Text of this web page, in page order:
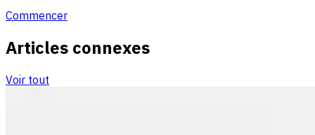
Commencer
Articles connexes
Voir tout